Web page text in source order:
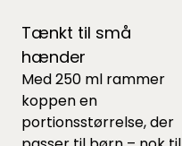
Tænkt til små
hænder
Med 250 ml rammer
koppen en
portionsstørrelse, der